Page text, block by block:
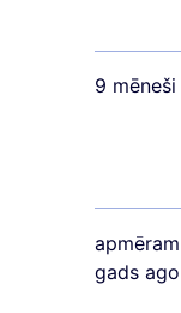
9
apmēram
gads ago